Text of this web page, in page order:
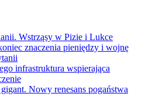
Wstrząsy w Pizie i Lukce
znaczenia pieniędzy i wojnę
infrastruktura wspierająca
Nowy renesans pogaństwa